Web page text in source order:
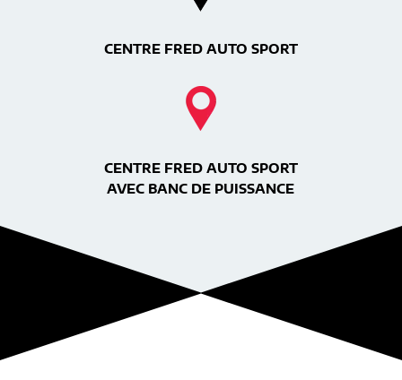
CENTRE FRED AUTO SPORT
CENTRE FRED AUTO SPORT
AVEC BANC DE PUISSANCE